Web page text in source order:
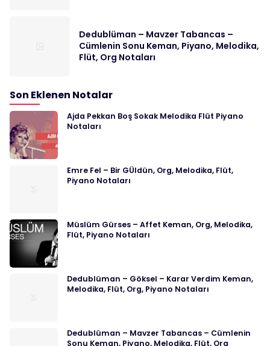
Dedublüman – Mavzer Tabancas –
Cümlenin Sonu Keman, Piyano, Melodika,
Flüt, Org Notaları
Son Eklenen Notalar
Ajda Pekkan Boş Sokak Melodika Flüt Piyano
Notaları
Emre Fel – Bir GÜldün, Org, Melodika, Flüt,
Piyano Notaları
Müslüm Gürses – Affet Keman, Org, Melodika,
Flüt, Piyano Notaları
Dedublüman – Göksel – Karar Verdim Keman,
Melodika, Flüt, Org, Piyano Notaları
Dedublüman – Mavzer Tabancas – Cümlenin
Sonu Keman, Piyano, Melodika, Flüt, Org